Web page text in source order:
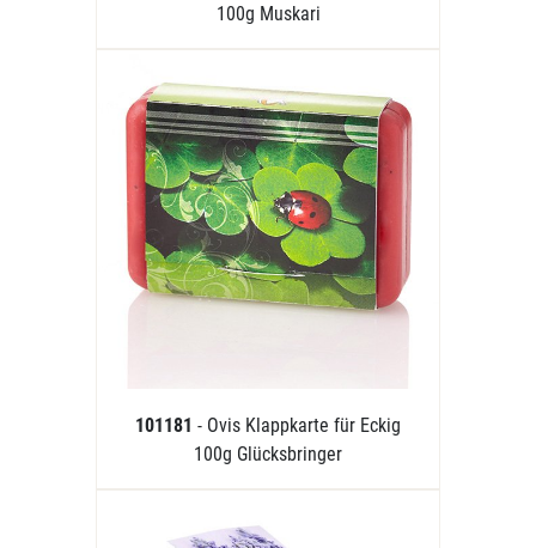
100g Muskari
101181 - Ovis Klappkarte für Eckig
100g Glücksbringer